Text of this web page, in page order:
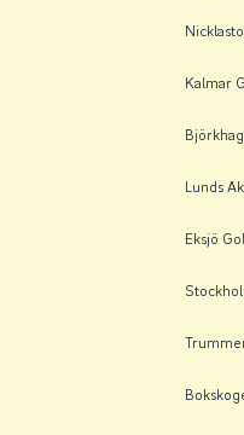
Kalmar
Lunds
Eksjö